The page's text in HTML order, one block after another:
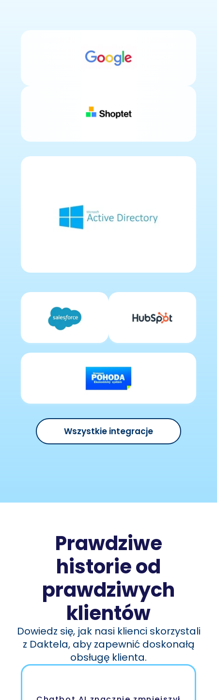
Wszystkie integracje
Prawdziwe
historie od
prawdziwych
klientów
Dowiedz się, jak nasi klienci skorzystali
z Daktela, aby zapewnić doskonałą
obsługę klienta.